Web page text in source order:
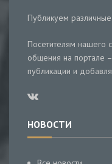
Публикуем
Посетителям нашего
общения на портале
публикации и
НОВОСТИ